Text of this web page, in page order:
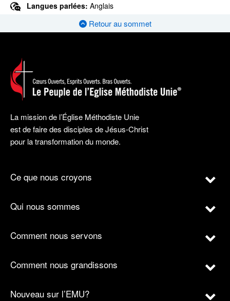
Langues parlées: Anglais
Retour au sommet
La mission de l’Église Méthodiste Unie
est de faire des disciples de Jésus-Christ
pour la transformation du monde.
Ce que nous croyons
Qui nous sommes
Comment nous servons
Comment nous grandissons
Nouveau sur l’EMU?